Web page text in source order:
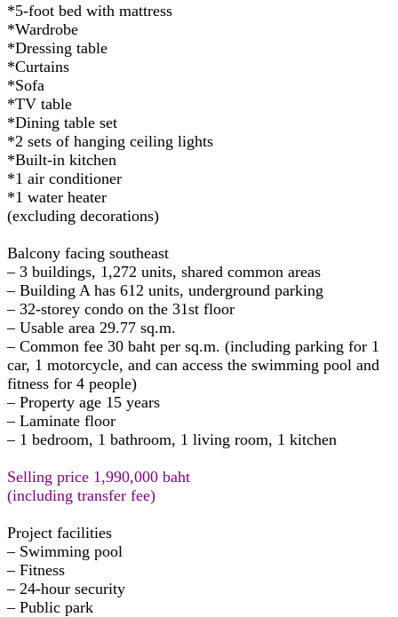
*5-foot bed with mattress
*Wardrobe
*Dressing table
*Curtains
*Sofa
*TV table
*Dining table set
*2 sets of hanging ceiling lights
*Built-in kitchen
*1 air conditioner
*1 water heater
(excluding decorations)
Balcony facing southeast
– 3 buildings, 1,272 units, shared common areas
– Building A has 612 units, underground parking
– 32-storey condo on the 31st floor
– Usable area 29.77 sq.m.
– Common fee 30 baht per sq.m. (including parking for 1
car, 1 motorcycle, and can access the swimming pool and
fitness for 4 people)
– Property age 15 years
– Laminate floor
– 1 bedroom, 1 bathroom, 1 living room, 1 kitchen
Selling price 1,990,000 baht
(including transfer fee)
Project facilities
– Swimming pool
– Fitness
– 24-hour security
– Public park